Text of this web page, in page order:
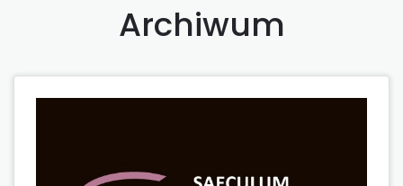
Archiwum